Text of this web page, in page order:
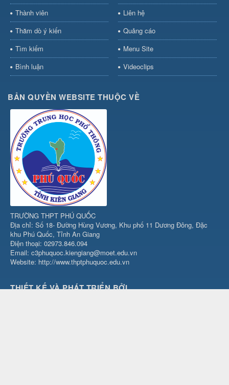
Thành viên
Liên hệ
Thăm dò ý kiến
Quảng cáo
Tìm kiếm
Menu Site
Bình luận
Videoclips
BẢN QUYỀN WEBSITE THUỘC VỀ
TRƯỜNG THPT PHÚ QUỐC
Địa chỉ: Số 18- Đường Hùng Vương, Khu phố 11 Dương Đông, Đặc
khu Phú Quốc, Tỉnh An Giang
Điện thoại: 02973.846.094
Email: c3phuquoc.kiengiang@moet.edu.vn
Website: http://www.thptphuquoc.edu.vn
THIẾT KẾ VÀ PHÁT TRIỂN BỞI